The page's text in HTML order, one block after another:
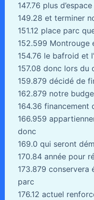
147.76 plus
149.28 et terminer
151.12 place parc
152.599 Montrouge
154.76 le bafroid et
157.08 donc lors du
159.879 décidé de
162.879 notre
164.36 financement
166.959
donc
169.0 qui seront
170.84 année pour
173.879 conservera
parc
176.12 actuel